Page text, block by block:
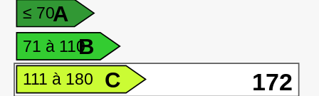
A
≤ 70
B
71 à 110
172
C
111 à 180